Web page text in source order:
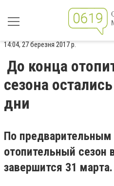
14:04, 27 березня 2017 р.
До конца
сезона
дни
По
отопительный сезон
завершится 31 марта.